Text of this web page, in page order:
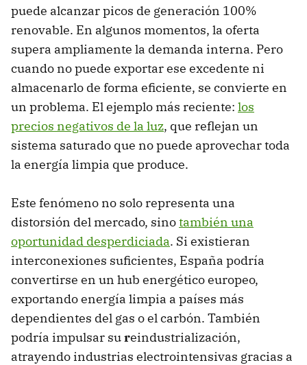
puede alcanzar picos de generación 100%
renovable. En algunos momentos, la oferta
supera ampliamente la demanda interna. Pero
cuando no puede exportar ese excedente ni
almacenarlo de forma eficiente, se convierte en
un problema. El ejemplo más reciente: los
precios negativos de la luz, que reflejan un
sistema saturado que no puede aprovechar toda
la energía limpia que produce.
Este fenómeno no solo representa una
distorsión del mercado, sinotambién una
oportunidad desperdiciada. Si existieran
interconexiones suficientes, España podría
convertirse en un hub energético europeo,
exportando energía limpia a países más
dependientes del gas o el carbón. También
podría impulsar sureindustrialización,
atrayendo industrias electrointensivas gracias a